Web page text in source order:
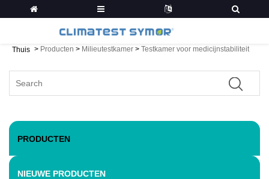
Thuis > Producten > Milieutestkamer > Testkamer voor medicijnstabiliteit
PRODUCTEN
NIEUWE PRODUCTEN